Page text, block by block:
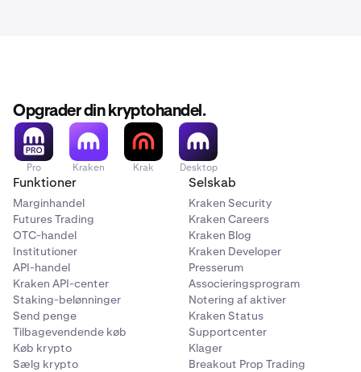
Opgrader din kryptohandel.
Pro Kraken Krak Desktop
Funktioner
Marginhandel
Futures Trading
OTC-handel
Institutioner
API-handel
Kraken API-center
Staking-belønninger
Send penge
Tilbagevendende køb
Køb krypto
Sælg krypto
Selskab
Kraken Security
Kraken Careers
Kraken Blog
Kraken Developer
Presserum
Associeringsprogram
Notering af aktiver
Kraken Status
Supportcenter
Klager
Breakout Prop Trading